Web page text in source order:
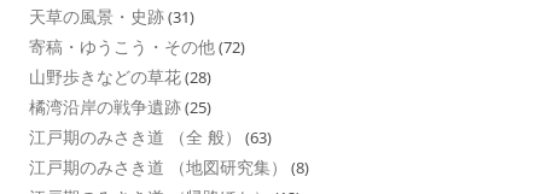
天草の風景・史跡(31)
寄稿・ゆうこう・その他(72)
山野歩きなどの草花(28)
橘湾沿岸の戦争遺跡(25)
江戸期のみさき道 （全 般） (63)
江戸期のみさき道 （地図研究集） (8)